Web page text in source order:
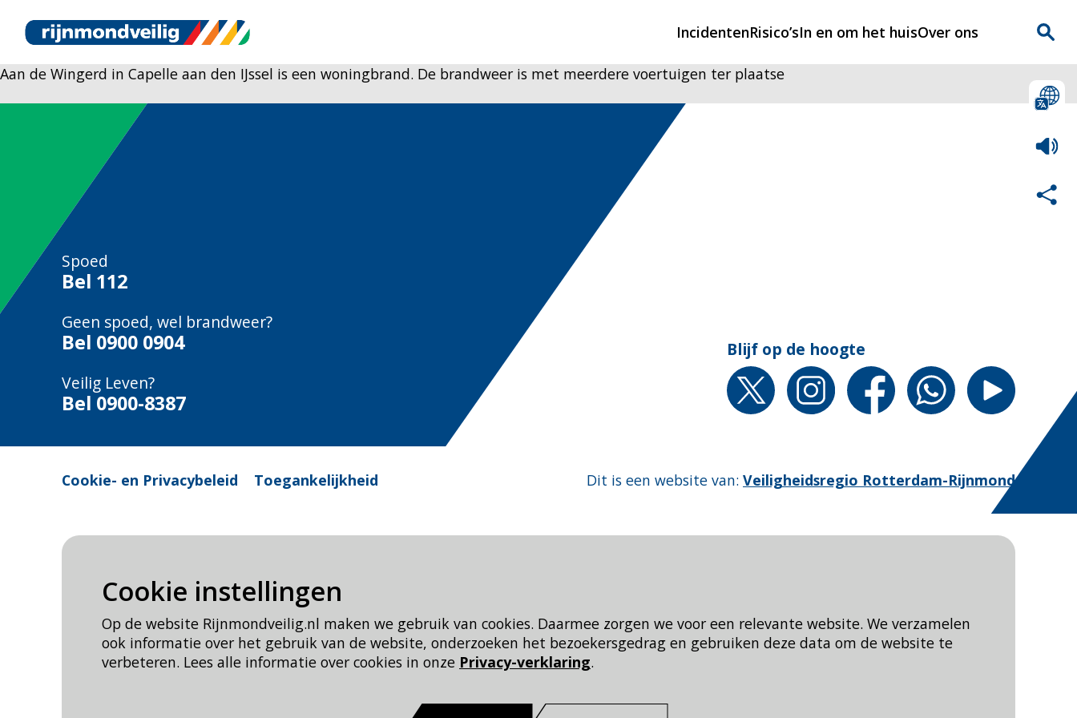
Cookie instellingen
Op de website Rijnmondveilig.nl maken we gebruik van cookies. Daarmee zorgen we voor een relevante website. We verzamelen
ook informatie over het gebruik van de website, onderzoeken het bezoekersgedrag en gebruiken deze data om de website te
verbeteren. Lees alle informatie over cookies in onze Privacy-verklaring.
Incidenten
Hulpdiensten nodig?
CIN-meldingen
Risico’sIn en om het huisOver ons
Aan de Wingerd in Capelle aan den IJssel is een woningbrand. De brandweer is met meerdere voertuigen ter plaatse
Spoed
Bel 112
Geen spoed, wel brandweer?
Bel 0900 0904
Veilig Leven?
Bel 0900-8387
Blijf op de hoogte
Cookie- en Privacybeleid Toegankelijkheid Dit is een website van: Veiligheidsregio Rotterdam-Rijnmond